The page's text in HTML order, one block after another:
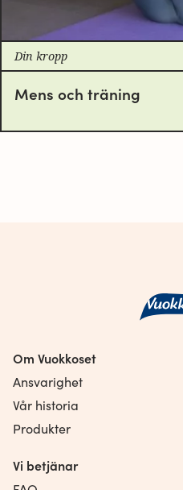
Din kropp
Mens och träning
Om Vuokkoset
Ansvarighet
Vår historia
Produkter
Vi betjänar